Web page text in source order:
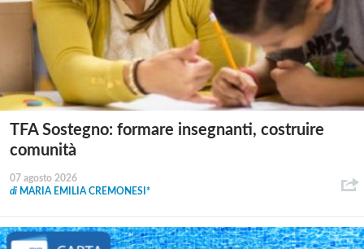
TFA Sostegno: formare insegnanti, costruire
comunità
07 agosto 2026
di MARIA EMILIA CREMONESI*